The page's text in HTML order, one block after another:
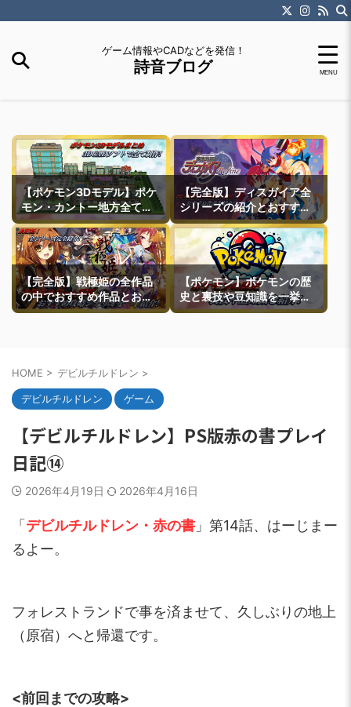
ゲーム情報やCADなどを発信！
詩音ブログ
【ポケモン3Dモデル】ポケ
モン・カントー地方全ての
町モデルなどを紹介
【完全版】ディスガイア全
シリーズの紹介とおすすめ
作品紹介
【完全版】戦極姫の全作品
の中でおすすめ作品とおす
すめ攻略ルートを一挙紹介
【ポケモン】ポケモンの歴
史と裏技や豆知識を一挙紹
介
HOME > デビルチルドレン >
デビルチルドレン ゲーム
【デビルチルドレン】PS版赤の書プレイ
日記⑭
2026年4月19日 2026年4月16日
「デビルチルドレン・赤の書 」第14話、はーじまー
るよー。
フォレストランドで事を済ませて、久しぶりの地上
（原宿）へと帰還です。
<前回までの攻略>